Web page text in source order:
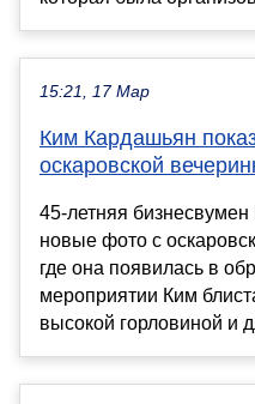
15:21, 17 Мар
Ким Кардашьян
оскаровской
45-летняя
новые фото с
где она появилась в
мероприятии Ким
высокой горловиной и